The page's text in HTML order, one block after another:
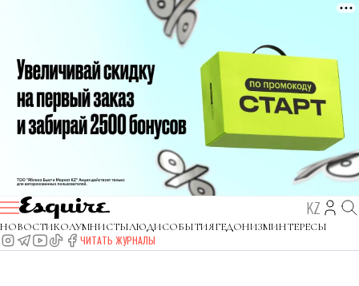
KZ
НОВОСТИКОЛУМНИСТЫЛЮДИСОБЫТИЯГЕДОНИЗМИНТЕРЕСЫ
ЧИТАТЬ ЖУРНАЛЫ